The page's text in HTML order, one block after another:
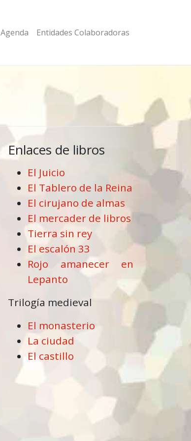
Agenda Entidades Colaboradoras
Enlaces de libros
El Juicio
El Tablero de la Reina
El cirujano de almas
El mercader de libros
Tierra sin rey
El escalón 33
Rojo amanecer en
Lepanto
Trilogía medieval
El monasterio
La ciudad
El castillo